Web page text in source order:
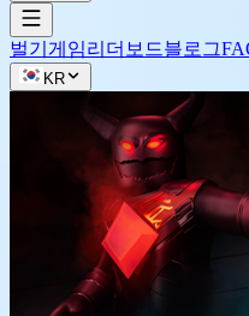
벌기 게임리더보드블로그
KR